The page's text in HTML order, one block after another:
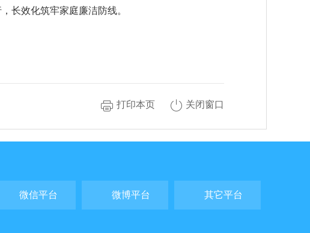
长效化筑牢家庭廉洁防线。
打印本页 关闭窗口
微信平台 微博平台 其它平台